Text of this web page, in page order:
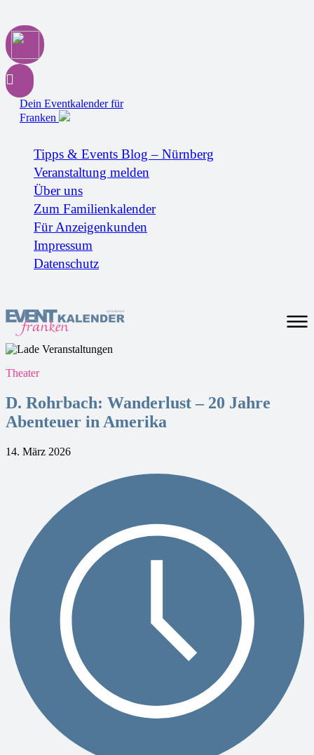
Dein Eventkalender für
Franken
Tipps & Events Blog – Nürnberg
Veranstaltung melden
Über uns
Zum Familienkalender
Für Anzeigenkunden
Impressum
Datenschutz
Theater
D. Rohrbach: Wanderlust – 20 Jahre
Abenteuer in Amerika
14. März 2026